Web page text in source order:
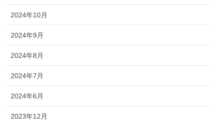
2024年10月
2024年9月
2024年8月
2024年7月
2024年6月
2023年12月